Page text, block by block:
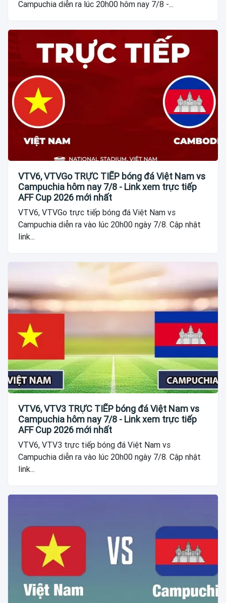
Campuchia diễn ra lúc 20h00 hôm nay 7/8 -...
VTV6, VTVGo TRỰC TIẾP bóng đá Việt Nam vs
Campuchia hôm nay 7/8 - Link xem trực tiếp
AFF Cup 2026 mới nhất
VTV6, VTVGo trực tiếp bóng đá Việt Nam vs
Campuchia diễn ra vào lúc 20h00 ngày 7/8. Cập nhật
link...
VTV6, VTV3 TRỰC TIẾP bóng đá Việt Nam vs
Campuchia hôm nay 7/8 - Link xem trực tiếp
AFF Cup 2026 mới nhất
VTV6, VTV3 trực tiếp bóng đá Việt Nam vs
Campuchia diễn ra vào lúc 20h00 ngày 7/8. Cập nhật
link...